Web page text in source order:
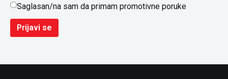
Saglasan/na sam da primam promotivne poruke
Prijavi se